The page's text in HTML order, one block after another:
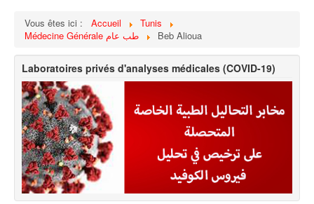
Vous êtes ici : Accueil
Tunis
Beb Alioua
Laboratoires privés d'analyses médicales (COVID-19)